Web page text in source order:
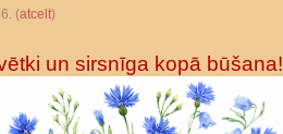
(atcelt)
un sirsnīga kopā būšana!